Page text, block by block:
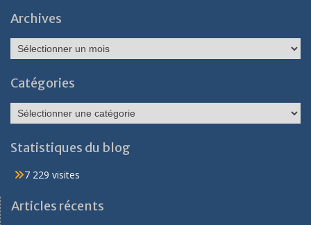
Archives
Archives
Catégories
Catégories
Statistiques du blog
7 229 visites
Articles récents